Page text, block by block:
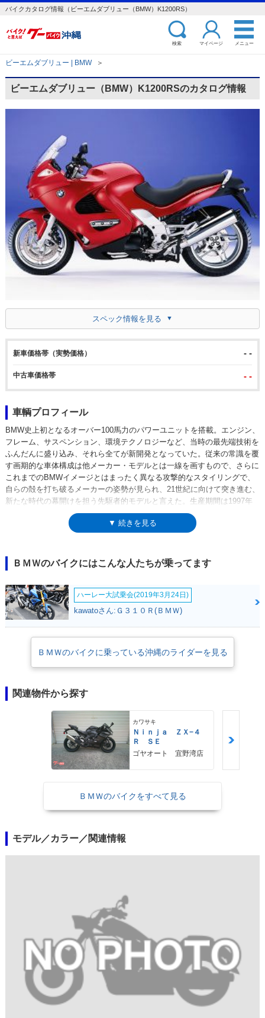
バイクカタログ情報（ビーエムダブリュー（BMW）K1200RS）
検索 マイページ メニュー
ビーエムダブリュー | BMW ＞
ビーエムダブリュー（BMW）K1200RSのカタログ情報
スペック情報を見る
新車価格帯（実勢価格） - -
中古車価格帯 - -
車輌プロフィール
BMW史上初となるオーバー100馬力のパワーユニットを搭載。エンジン、
フレーム、サスペンション、環境テクノロジーなど、当時の最先端技術を
ふんだんに盛り込み、それら全てが新開発となっていた。従来の常識を覆
す画期的な車体構成は他メーカー・モデルとは一線を画すもので、さらに
これまでのBMWイメージとはまったく異なる攻撃的なスタイリングで、
自らの殻を打ち破るメーカーの姿勢が見られ、21世紀に向けて突き進む、
新たな時代の幕開けを担う先駆者的モデルと言えた。生産期間は1997年
から2005年で、2001年にフェイスリフトを受けた。その変更点としては
アッパーフェアリングがわずかに大きく、ポジションが若干アップライト
た。
▼ 続きを見る
ＢＭＷのバイクにはこんな人たちが乗ってます
ハーレー大試乗会(2019年3月24日)
kawatoさん:Ｇ３１０Ｒ(ＢＭＷ)
ＢＭＷのバイクに乗っている沖縄のライダーを見る
関連物件から探す
カワサキ
Ｎｉｎｊａ ＺＸ−４
Ｒ ＳＥ
ゴヤオート 宜野湾店
ＢＭＷのバイクをすべて見る
モデル／カラー／関連情報